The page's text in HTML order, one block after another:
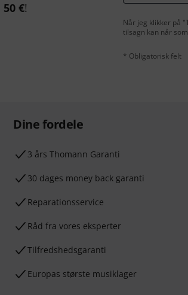
50 €!
Når jeg klikker på
tilsagn kan når
* Obligatorisk felt
Dine fordele
3 års Thomann Garanti
30 dages money back garanti
Reparationsservice
Råd fra vores eksperter
Tilfredshedsgaranti
Europas største musiklager